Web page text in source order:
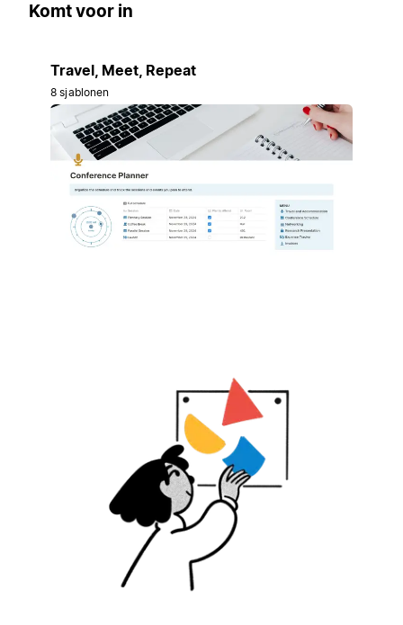
Komt voor in
Travel, Meet, Repeat
8 sjablonen